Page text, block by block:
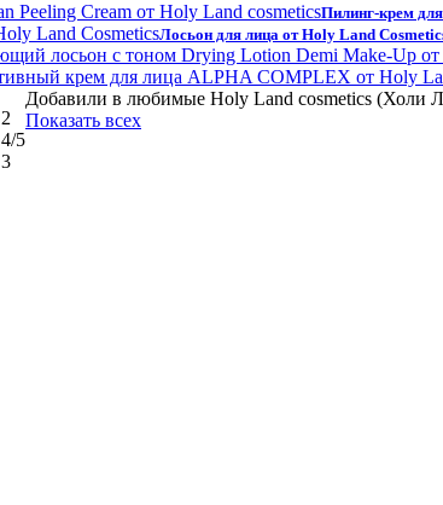
Пилинг-крем
Лосьон для лица от Holy Land
2
4/5
3
Добавили в любимые Holy Land cosmetics (Холи
Показать всех